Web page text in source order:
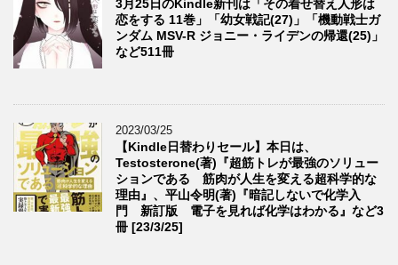
3月25日のKindle新刊は「その着せ替え人形は
恋をする 11巻」「幼女戦記(27)」「機動戦士ガ
ンダム MSV-R ジョニー・ライデンの帰還(25)」
など511冊
2023/03/25
【Kindle日替わりセール】本日は、
Testosterone(著)『超筋トレが最強のソリュー
ションである 筋肉が人生を変える超科学的な
理由』、平山令明(著)『暗記しないで化学入
門 新訂版 電子を見れば化学はわかる』など3
冊 [23/3/25]